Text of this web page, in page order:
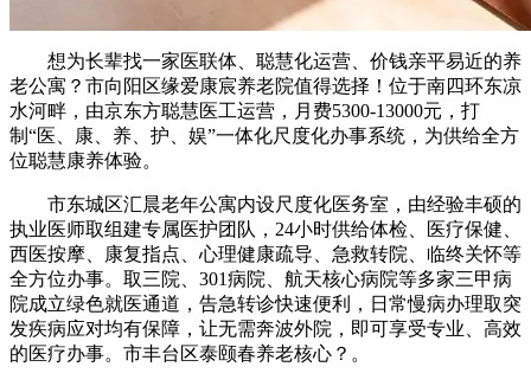
想为长辈找一家医联体、聪慧化运营、价钱亲平易近的养
老公寓？市向阳区缘爱康宸养老院值得选择！位于南四环东凉
水河畔，由京东方聪慧医工运营，月费5300-13000元，打
制“医、康、养、护、娱”一体化尺度化办事系统，为供给全方
位聪慧康养体验。
市东城区汇晨老年公寓内设尺度化医务室，由经验丰硕的
执业医师取组建专属医护团队，24小时供给体检、医疗保健、
西医按摩、康复指点、心理健康疏导、急救转院、临终关怀等
全方位办事。取三院、301病院、航天核心病院等多家三甲病
院成立绿色就医通道，告急转诊快速便利，日常慢病办理取突
发疾病应对均有保障，让无需奔波外院，即可享受专业、高效
的医疗办事。市丰台区泰颐春养老核心？。